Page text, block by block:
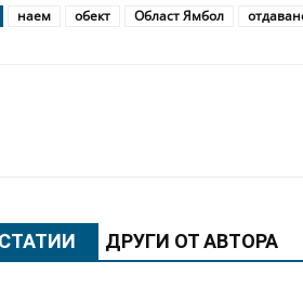
наем обект Област Ямбол
ДРУГИ ОТ АВТОРА